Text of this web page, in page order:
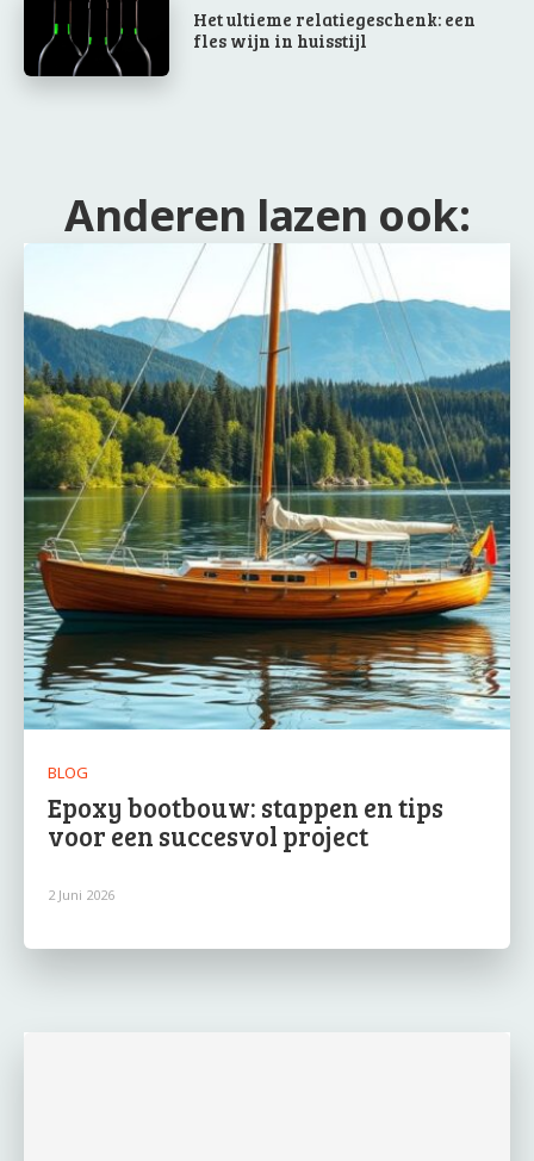
Het ultieme relatiegeschenk: een
fles wijn in huisstijl
Anderen lazen ook:
BLOG
Epoxy bootbouw: stappen en tips
voor een succesvol project
2 Juni 2026